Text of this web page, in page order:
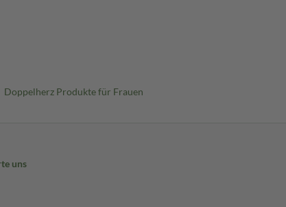
Doppelherz Produkte für Frauen
uns